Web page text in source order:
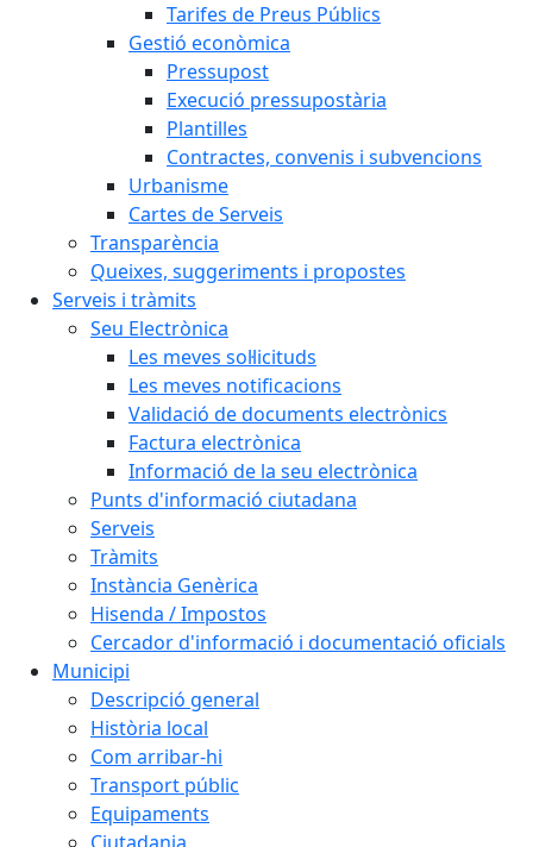
Tarifes de Preus Públics
Gestió econòmica
Pressupost
Execució pressupostària
Plantilles
Contractes, convenis i subvencions
Urbanisme
Cartes de Serveis
Transparència
Queixes, suggeriments i propostes
Serveis i tràmits
Seu Electrònica
Les meves sol·licituds
Les meves notificacions
Validació de documents electrònics
Factura electrònica
Informació de la seu electrònica
Punts d'informació ciutadana
Serveis
Tràmits
Instància Genèrica
Hisenda / Impostos
Cercador d'informació i documentació oficials
Municipi
Descripció general
Història local
Com arribar-hi
Transport públic
Equipaments